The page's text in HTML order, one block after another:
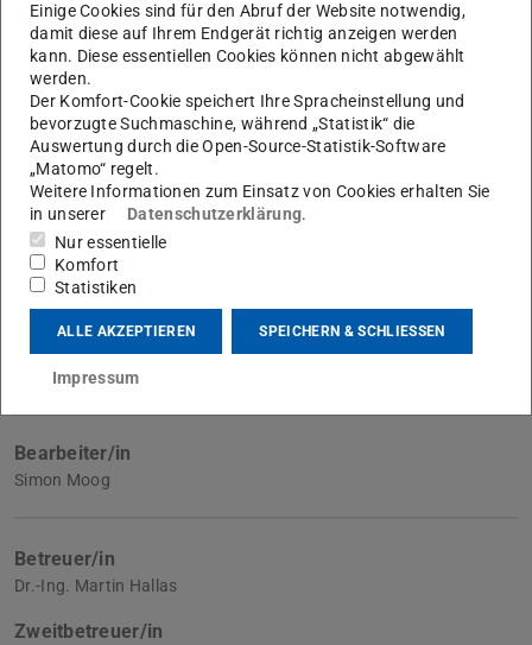
Angenommen am
25.11.2019
Eingereicht am
30.03.2020
Download
Ausschreibung als PDF
Hochspannungstechnik (HST)
Bearbeiter/in
Simon Moog
Betreuer/in
Dr.-Ing. Martin Hallas
Zweitbetreuer/in
Einige Cookies sind für den Abruf der Website notwendig,
damit diese auf Ihrem Endgerät richtig anzeigen werden
kann. Diese essentiellen Cookies können nicht abgewählt
werden.
Der Komfort-Cookie speichert Ihre Spracheinstellung und
bevorzugte Suchmaschine, während „Statistik“ die
Auswertung durch die Open-Source-Statistik-Software
„Matomo“ regelt.
Weitere Informationen zum Einsatz von Cookies erhalten Sie
in unserer
Datenschutzerklärung.
Nur essentielle
Komfort
Statistiken
ALLE AKZEPTIEREN SPEICHERN & SCHLIESSEN
Impressum